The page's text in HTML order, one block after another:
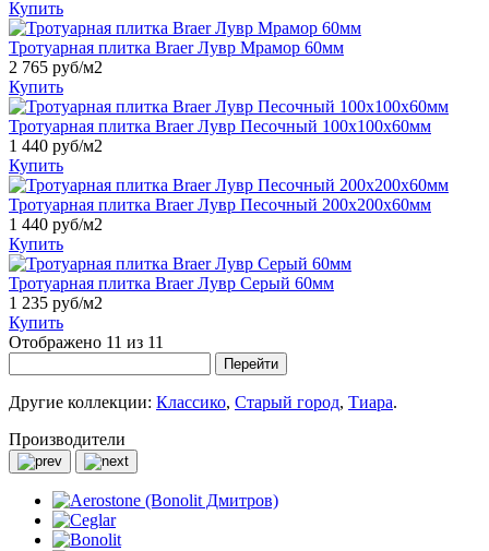
Купить
Тротуарная плитка Braer Лувр Мрамор 60мм
2 765 руб/м2
Купить
Тротуарная плитка Braer Лувр Песочный 100х100х60мм
1 440 руб/м2
Купить
Тротуарная плитка Braer Лувр Песочный 200х200х60мм
1 440 руб/м2
Купить
Тротуарная плитка Braer Лувр Серый 60мм
1 235 руб/м2
Купить
Отображено 11 из 11
Перейти
Другие коллекции: Классико, Старый город, Тиара.
Производители